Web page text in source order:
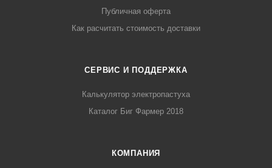
Публичная оферта
Как расчитать стоимость доставки
СЕРВИС И ПОДДЕРЖКА
Калькулятор электропастуха
Каталог Биг Фармер 2018
КОМПАНИЯ